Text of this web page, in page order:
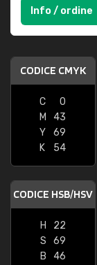
Info / ordine
CODICE CMYK
C
0
M
43
Y
69
K
54
CODICE HSB/HSV
H
22
S
69
B
46